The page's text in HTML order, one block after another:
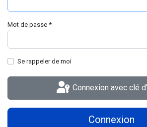
Mot de passe *
Se rappeler de moi
Connexion avec clé
Connexion